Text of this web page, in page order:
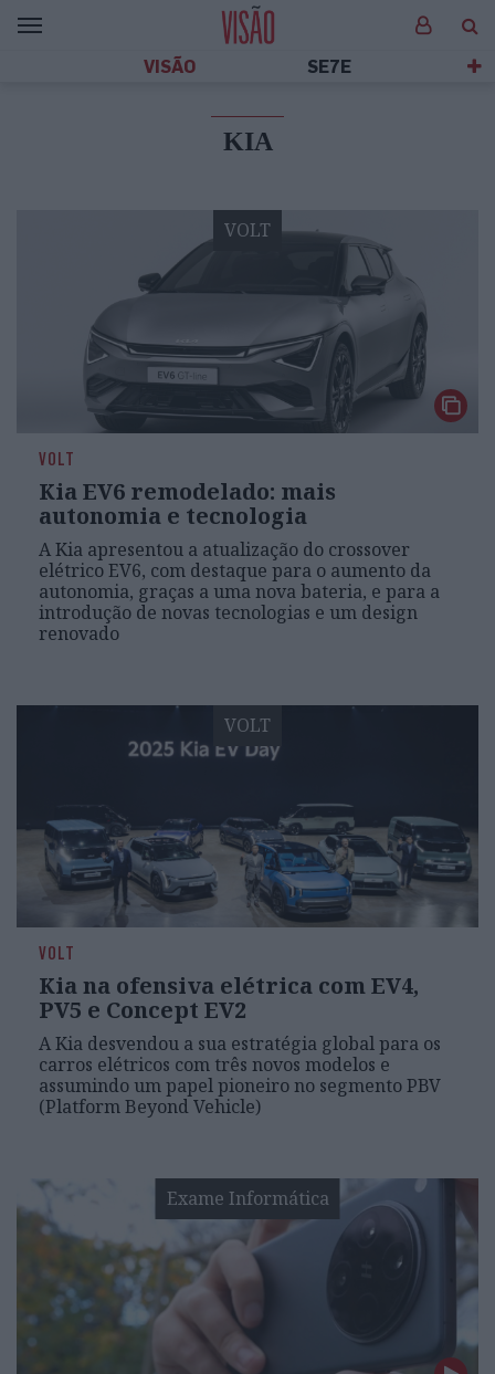
VISÃO SE7E
KIA
VOLT
VOLT
Kia EV6 remodelado: mais
autonomia e tecnologia
A Kia apresentou a atualização do crossover
elétrico EV6, com destaque para o aumento da
autonomia, graças a uma nova bateria, e para a
introdução de novas tecnologias e um design
renovado
VOLT
VOLT
Kia na ofensiva elétrica com EV4,
PV5 e Concept EV2
A Kia desvendou a sua estratégia global para os
carros elétricos com três novos modelos e
assumindo um papel pioneiro no segmento PBV
(Platform Beyond Vehicle)
Exame Informática